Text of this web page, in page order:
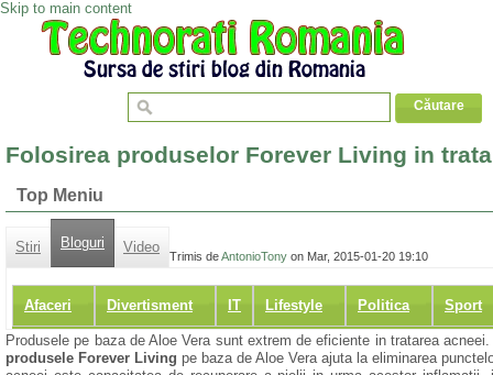
Skip to main content
Folosirea produselor Forever Living in
Top Meniu
Stiri Bloguri Video
Afaceri Divertisment IT Lifestyle Politica Sport
Trimis deAntonioTony on Mar, 2015-01-20 19:10
Produsele pe baza de Aloe Vera sunt extrem de eficiente in tratarea
produsele Forever Living pe baza de Aloe Vera ajuta la eliminarea